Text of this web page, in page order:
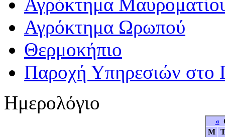
Αγρόκτημα
Αγρόκτημα Ωρωπού
Θερμοκήπιο
Παροχή Υπηρεσιών
Ημερολόγιο
«
M